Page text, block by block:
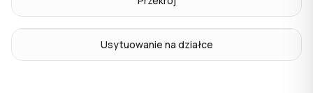
Usytuowanie na działce